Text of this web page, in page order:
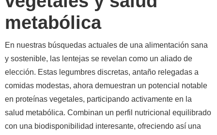
metabólica
En nuestras búsquedas actuales de una alimentación sana
y sostenible, las lentejas se revelan como un aliado de
elección. Estas legumbres discretas, antaño relegadas a
comidas modestas, ahora demuestran un potencial notable
en proteínas vegetales, participando activamente en la
salud metabólica. Combinan un perfil nutricional equilibrado
con una biodisponibilidad interesante, ofreciendo así una